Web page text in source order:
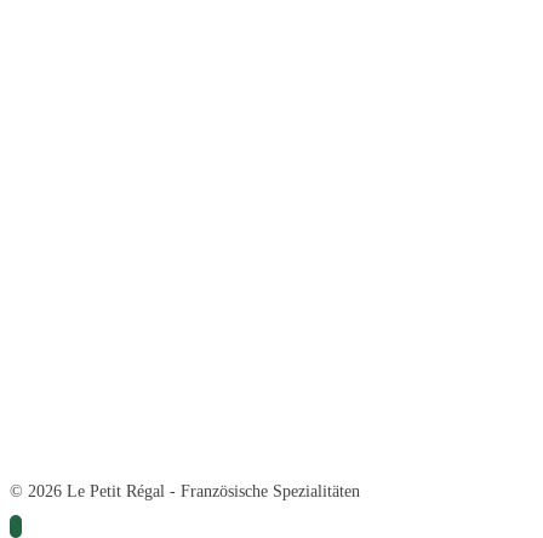
© 2026 Le Petit Régal - Französische Spezialitäten